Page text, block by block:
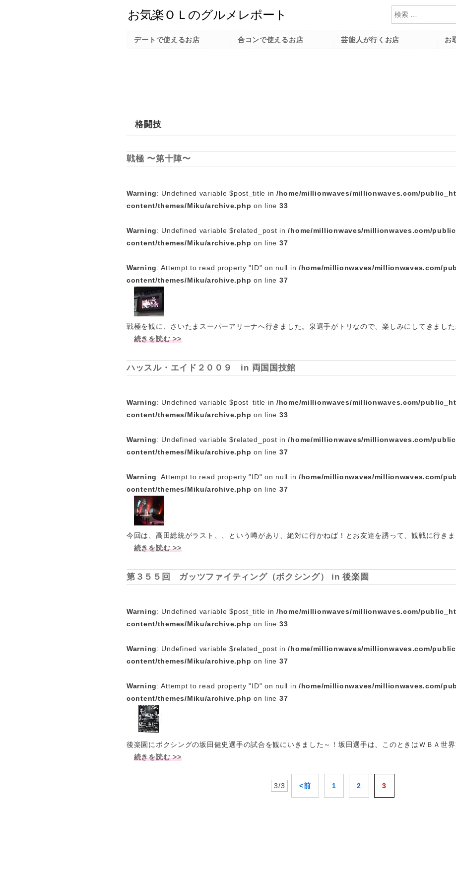
検索
格闘技
戦極 〜第十陣〜
Warning: Undefined variable $post_title in /home/millionwaves/millionwaves.com/
content/themes/Miku/archive.php on line 33
Warning: Undefined variable $related_post in/home/millionwaves/millionwaves.com/
content/themes/Miku/archive.php on line 37
Warning: Attempt to read property "ID" on null in/home/millionwaves/millionwaves.com/
content/themes/Miku/archive.php on line 37
戦極を観に、さいたまスーパーアリーナへ行きました。泉選手がトリなので、楽しみにしてきまし
続きを読む >>
ハッスル・エイド２００９ in 両国国技館
Warning: Undefined variable $post_title in /home/millionwaves/millionwaves.com/
content/themes/Miku/archive.php on line 33
Warning: Undefined variable $related_post in/home/millionwaves/millionwaves.com/
content/themes/Miku/archive.php on line 37
Warning: Attempt to read property "ID" on null in/home/millionwaves/millionwaves.com/
content/themes/Miku/archive.php on line 37
今回は、高田総統がラスト、、という噂があり、絶対に行かねば！とお友達を誘って、観戦に行き
続きを読む >>
第３５５回 ガッツファイティング（ボクシング） in 後楽園
Warning: Undefined variable $post_title in /home/millionwaves/millionwaves.com/
content/themes/Miku/archive.php on line 33
Warning: Undefined variable $related_post in/home/millionwaves/millionwaves.com/
content/themes/Miku/archive.php on line 37
Warning: Attempt to read property "ID" on null in/home/millionwaves/millionwaves.com/
content/themes/Miku/archive.php on line 37
後楽園にボクシングの坂田健史選手の試合を観にいきました～！坂田選手は、このときはＷＢＡ世
続きを読む >>
3/3 <前 1 2 3
デートで使えるお店 合コンで使えるお店 芸能人が行くお店 お